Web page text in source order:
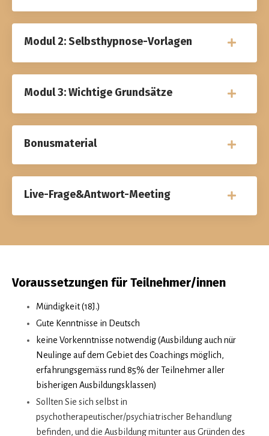
Modul 2: Selbsthypnose-Vorlagen
Modul 3: Wichtige Grundsätze
Bonusmaterial
Live-Frage&Antwort-Meeting
Voraussetzungen für Teilnehmer/innen
Mündigkeit (18J.)
Gute Kenntnisse in Deutsch
keine Vorkenntnisse notwendig (Ausbildung auch nür
Neulinge auf dem Gebiet des Coachings möglich,
erfahrungsgemäss rund 85% der Teilnehmer aller
bisherigen Ausbildungsklassen)
Sollten Sie sich selbst in
psychotherapeutischer/psychiatrischer Behandlung
befinden, und die Ausbildung mitunter aus Gründen des